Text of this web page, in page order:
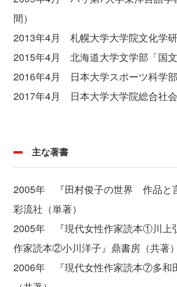
間）
2013年4月 札幌大学大学院文化学
2015年4月 北海道大学文学部「国
2016年4月 日本大学スポーツ科学
2017年4月 日本大学大学院総合社
主な著書
2005年 『田村俊子の世界 作品と
彩流社（単著）
2005年 『現代女性作家読本①川上
作家読本②小川洋子』鼎書房（共著）
2006年 『現代女性作家読本⑦多和